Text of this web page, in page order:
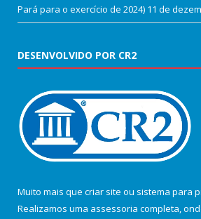
Pará para o exercício de 2024) 11 de
DESENVOLVIDO POR CR2
Muito mais que criar site ou sistema para
Realizamos uma assessoria completa,